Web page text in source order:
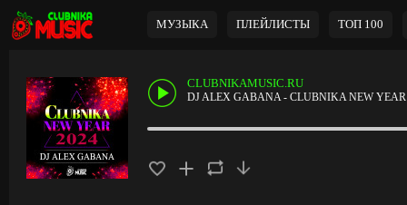
МУЗЫКА ПЛЕЙЛИСТЫ ТОП 100
CLUBNIKAMUSIC.RU
DJ ALEX GABANA - CLUBNIKA NEW YEAR